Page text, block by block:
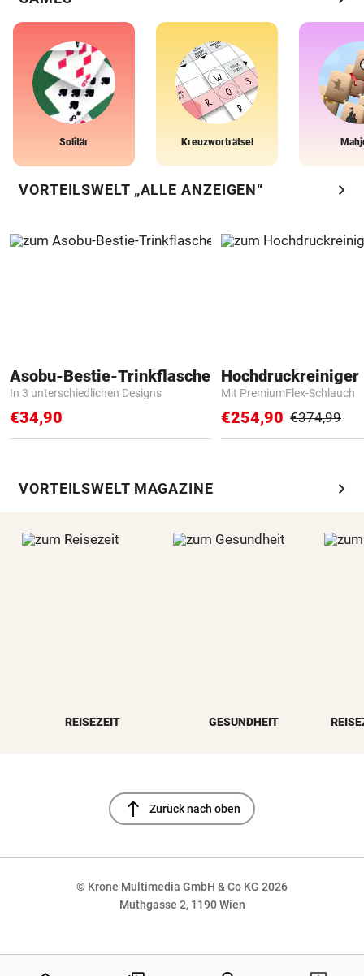
Solitär Kreuzworträtsel
VORTEILSWELT „ALLE ANZEIGEN“ chevron_right
Asobu-Bestie-Trinkflasche
In 3 unterschiedlichen Designs
€34,90
Hochdruckreiniger
Mit PremiumFlex-Schlauch
€254,90 €374,99
VORTEILSWELT MAGAZINE chevron_right
REISEZEIT GESUNDHEIT
north Zurück nach oben
© Krone Multimedia GmbH & Co KG 2026
Muthgasse 2, 1190 Wien
NaN%